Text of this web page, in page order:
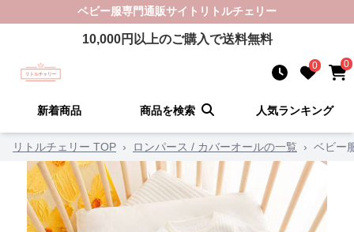
ベビー服専門通販サイト リトルチェリー
10,000円以上のご購入で送料無料
0 0
新着商品 商品を検索 人気ランキング
リトルチェリー TOP › ロンパース / カバーオールの一覧 › ベビー